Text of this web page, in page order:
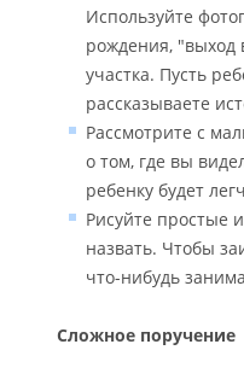
Используйте
рождения, "выход
участка. Пусть
рассказываете
Рассмотрите с
о том, где вы
ребенку будет
Рисуйте простые
назвать. Чтобы
что-нибудь
Сложное поручение